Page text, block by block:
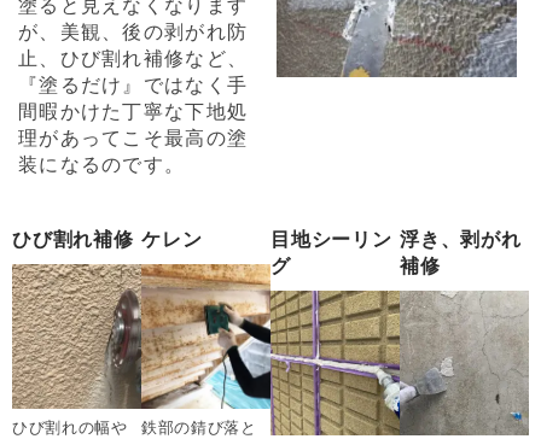
が、美観、後の剥がれ防
止、ひび割れ補修など、
『塗るだけ』ではなく手
間暇かけた丁寧な下地処
理があってこそ最高の塗
装になるのです。
ひび割れ補修
ひび割れの幅や
ケレン
鉄部の錆び落と
目地シーリン
グ
浮き、剥がれ
補修